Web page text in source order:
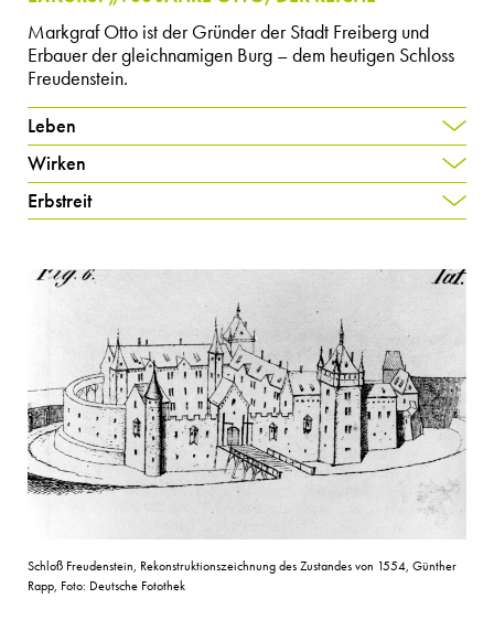
Markgraf Otto ist der Gründer der Stadt Freiberg und
Erbauer der gleichnamigen Burg – dem heutigen Schloss
Freudenstein.
Leben
Wirken
Erbstreit
Schloß Freudenstein, Rekonstruktionszeichnung des Zustandes von 1554, Günther
Rapp, Foto: Deutsche Fotothek